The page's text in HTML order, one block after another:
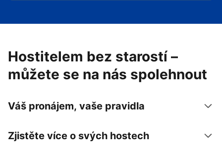
Hostitelem bez starostí –
můžete se na nás spolehnout
Váš pronájem, vaše pravidla
Zjistěte více o svých hostech